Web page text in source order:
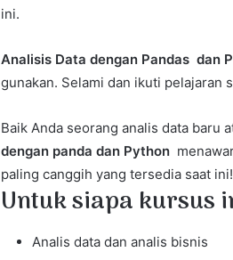
ini.
Analisis Data dengan Pandas dan
gunakan. Selami dan ikuti pelajaran
Baik Anda seorang analis data baru
dengan panda dan Python
paling canggih yang tersedia saat ini!
Untuk siapa kursus
Analis data dan analis bisnis